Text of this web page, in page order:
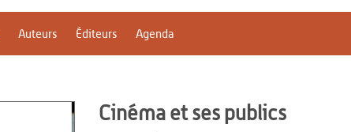
Auteurs Éditeurs Agenda
Cinéma et ses publics